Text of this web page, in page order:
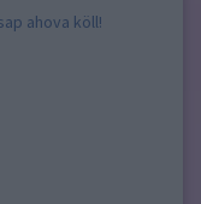
ahova köll!